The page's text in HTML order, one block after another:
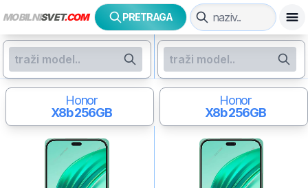
MOBILNISVET.COM PRETRAGA
Honor
X8b256GB
Honor
X8b256GB